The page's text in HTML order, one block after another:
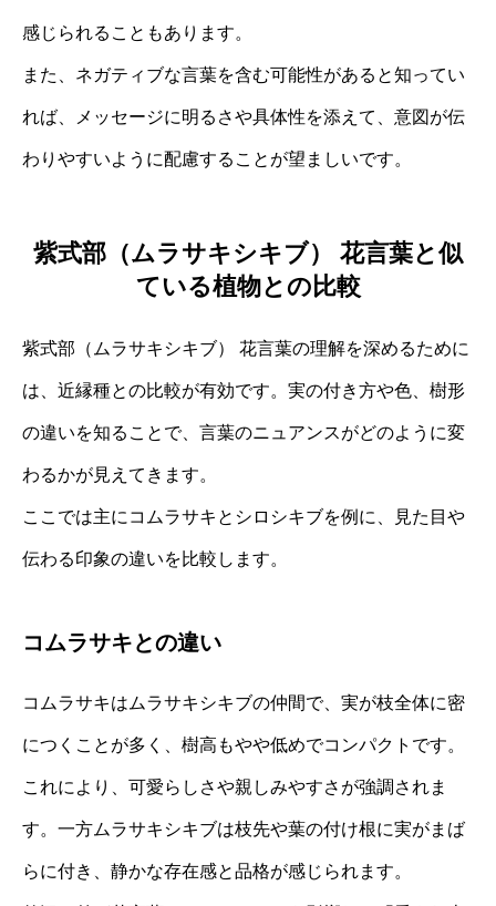
感じられることもあります。
また、ネガティブな言葉を含む可能性があると知ってい
れば、メッセージに明るさや具体性を添えて、意図が伝
わりやすいように配慮することが望ましいです。
紫式部（ムラサキシキブ） 花言葉と似
ている植物との比較
紫式部（ムラサキシキブ） 花言葉の理解を深めるために
は、近縁種との比較が有効です。実の付き方や色、樹形
の違いを知ることで、言葉のニュアンスがどのように変
わるかが見えてきます。
ここでは主にコムラサキとシロシキブを例に、見た目や
伝わる印象の違いを比較します。
コムラサキとの違い
コムラサキはムラサキシキブの仲間で、実が枝全体に密
につくことが多く、樹高もやや低めでコンパクトです。
これにより、可愛らしさや親しみやすさが強調されま
す。一方ムラサキシキブは枝先や葉の付け根に実がまば
らに付き、静かな存在感と品格が感じられます。